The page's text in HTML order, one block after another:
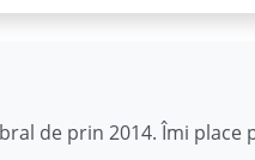
de prin 2014. Îmi place